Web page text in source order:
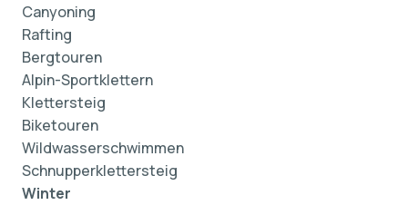
Canyoning
Rafting
Bergtouren
Alpin-Sportklettern
Klettersteig
Biketouren
Wildwasserschwimmen
Schnupperklettersteig
Winter